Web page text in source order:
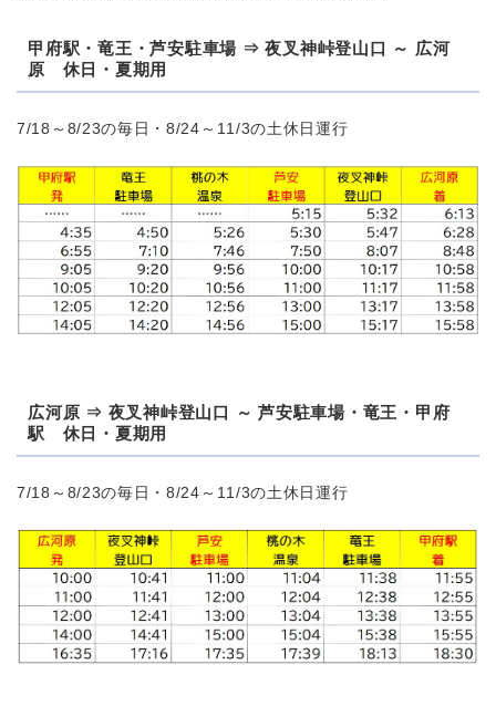
甲府駅・竜王・芦安駐車場 ⇒ 夜叉神峠登山口 ～ 広河
原 休日・夏期用
7/18～8/23の毎日・8/24～11/3の土休日運行
広河原 ⇒ 夜叉神峠登山口 ～ 芦安駐車場・竜王・甲府
駅 休日・夏期用
7/18～8/23の毎日・8/24～11/3の土休日運行